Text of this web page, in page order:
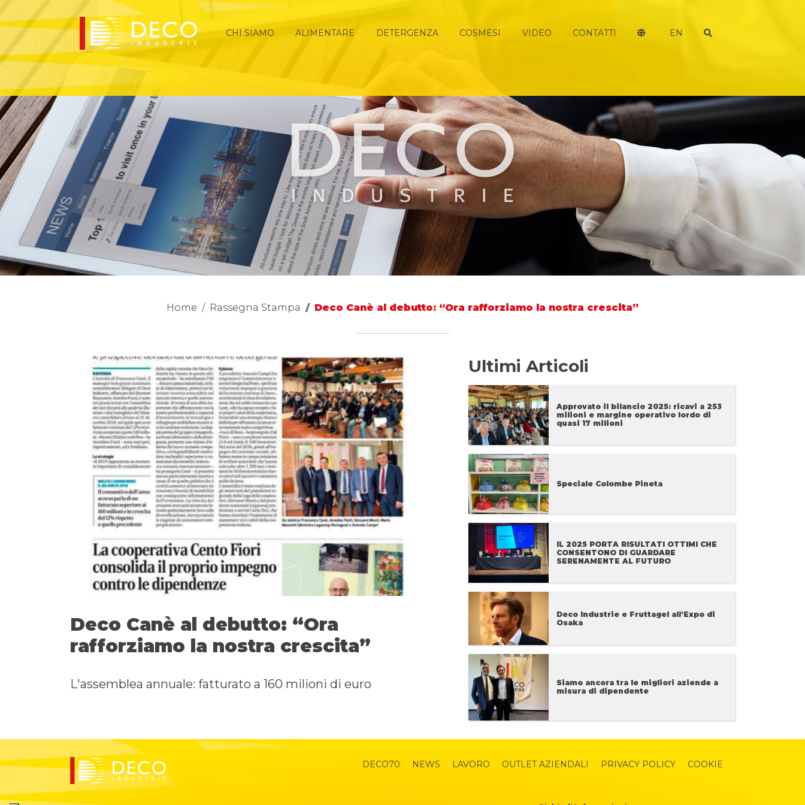
CHI SIAMO ALIMENTARE DETERGENZA COSMESI VIDEO CONTATTI EN
Home Rassegna Stampa Deco Canè al debutto: “Ora rafforziamo la nostra crescita”
Deco Canè al debutto: “Ora
rafforziamo la nostra crescita”
L'assemblea annuale: fatturato a 160 milioni di euro
Ultimi Articoli
Approvato il bilancio 2025: ricavi a 253
milioni e margine operativo lordo di
quasi 17 milioni
Speciale Colombe Pineta
IL 2025 PORTA RISULTATI OTTIMI CHE
CONSENTONO DI GUARDARE
SERENAMENTE AL FUTURO
Deco Industrie e Fruttagel all'Expo di
Osaka
Siamo ancora tra le migliori aziende a
misura di dipendente
DECO70 NEWS LAVORO OUTLET AZIENDALI PRIVACY POLICY COOKIE